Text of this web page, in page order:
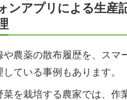
ンアプリによる生産
や農薬の散布履歴を、スマ
ている事例もあります。
菜を栽培する農家では、作